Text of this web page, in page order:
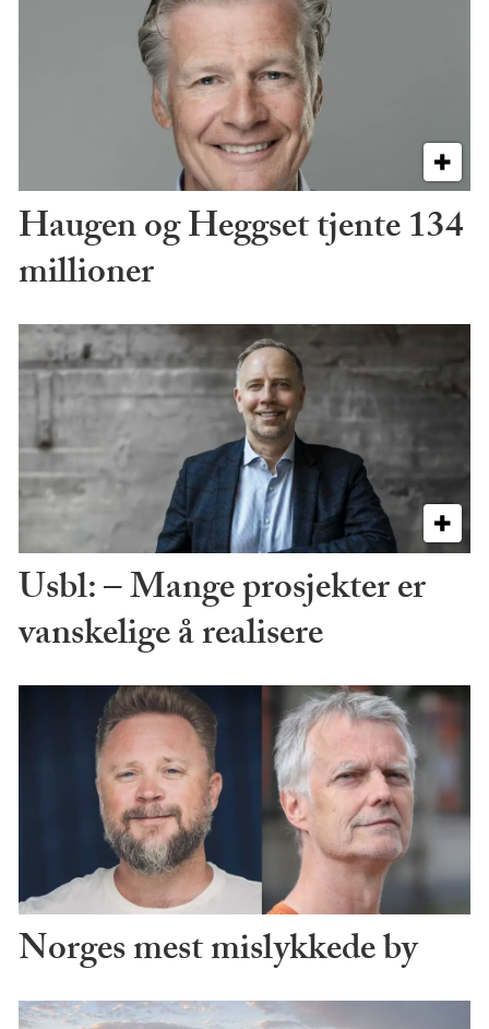
Haugen og Heggset tjente 134
millioner
Usbl: – Mange prosjekter er
vanskelige å realisere
Norges mest mislykkede by